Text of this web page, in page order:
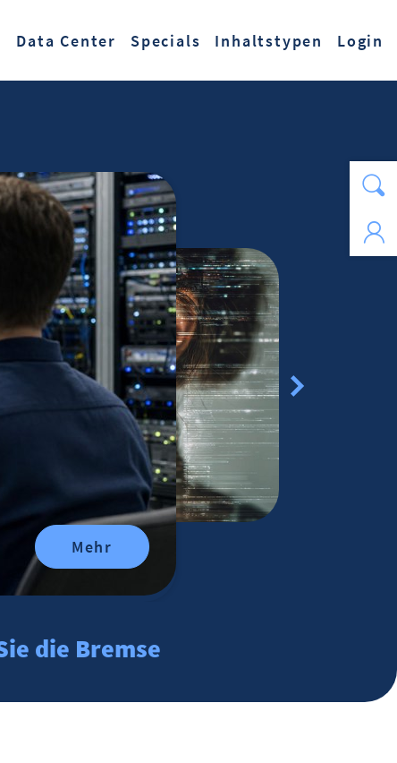
Data Center Specials Inhaltstypen Login
Mehr
die Bremse